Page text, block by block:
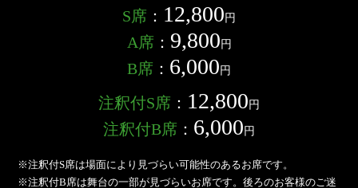
S席 ： 12,800円
A席 ： 9,800円
B席 ： 6,000円
注釈付S席 ： 12,800円
注釈付B席 ： 6,000円
※注釈付S席は場面により見づらい可能性のあるお席です。
※注釈付B席は舞台の一部が見づらいお席です。後ろのお客様のご迷